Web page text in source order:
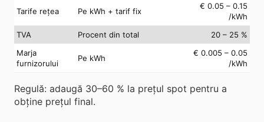
Tarife rețea Pe kWh + tarif fix
€ 0.05 – 0.15
/kWh
TVA
Procent din total
20 – 25 %
Marja
furnizorului
Pe kWh
€ 0.005 – 0.05
/kWh
Regulă: adaugă 30–60 % la prețul spot pentru a
obține prețul final.